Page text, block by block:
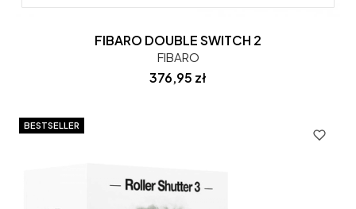
FIBARO DOUBLE SWITCH 2
FIBARO
Cena
376,95 zł
BESTSELLER